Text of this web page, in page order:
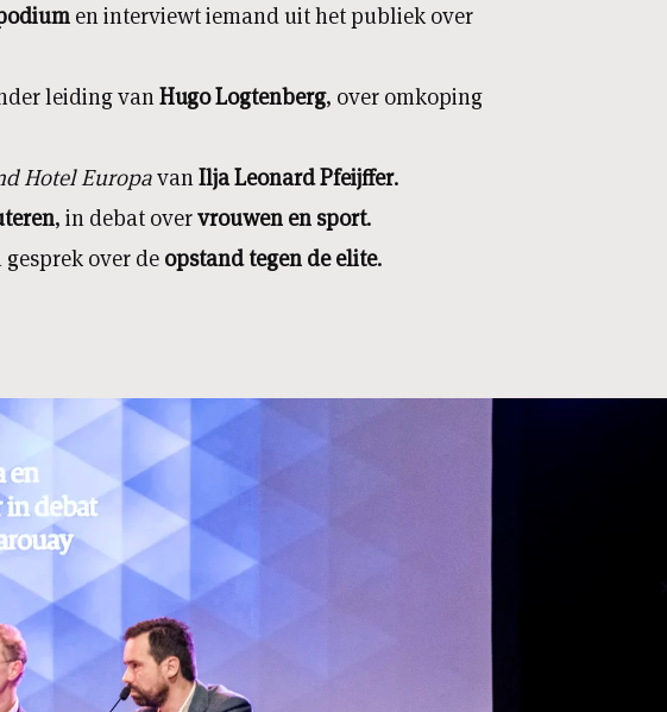
en interviewt iemand uit het publiek over
leiding vanHugo Logtenberg, over omkoping
Hotel EuropavanIlja Leonard Pfeijffer.
, in debat overvrouwen en sport.
over de opstand tegen de elite.